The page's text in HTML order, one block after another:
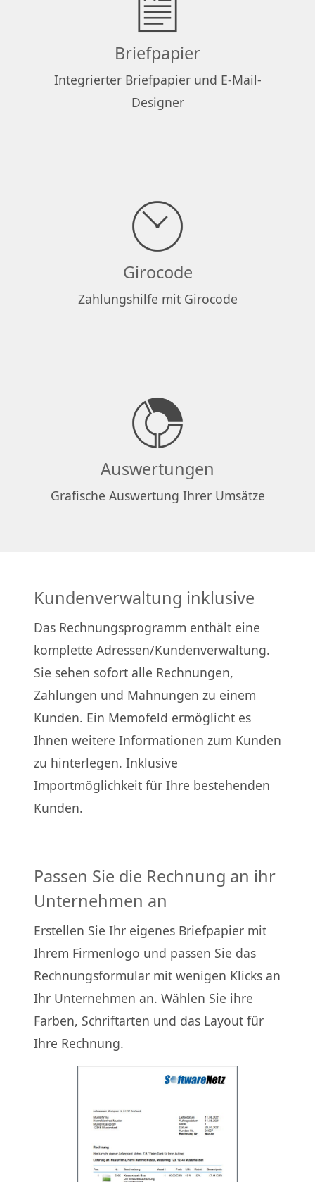
Briefpapier
Integrierter Briefpapier und E-Mail-
Designer
Girocode
Zahlungshilfe mit Girocode
Auswertungen
Grafische Auswertung Ihrer Umsätze
Kundenverwaltung inklusive
Das Rechnungsprogramm enthält eine
komplette Adressen/Kundenverwaltung.
Sie sehen sofort alle Rechnungen,
Zahlungen und Mahnungen zu einem
Kunden. Ein Memofeld ermöglicht es
Ihnen weitere Informationen zum Kunden
zu hinterlegen. Inklusive
Importmöglichkeit für Ihre bestehenden
Kunden.
Passen Sie die Rechnung an ihr
Unternehmen an
Erstellen Sie Ihr eigenes Briefpapier mit
Ihrem Firmenlogo und passen Sie das
Rechnungsformular mit wenigen Klicks an
Ihr Unternehmen an. Wählen Sie ihre
Farben, Schriftarten und das Layout für
Ihre Rechnung.